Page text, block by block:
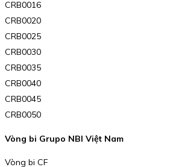
CRB0016
CRB0020
CRB0025
CRB0030
CRB0035
CRB0040
CRB0045
CRB0050
Vòng bi Grupo NBI Việt Nam
Vòng bi CF